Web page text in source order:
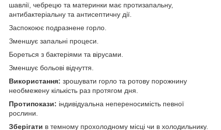
шавлії, чебрецю та материнки має протизапальну,
антибактеріальну та антисептичну дії.
Заспокоює подразнене горло.
Зменшує запальні процеси.
Бореться з бактеріями та вірусами.
Зменшує больові відчуття.
Використання: зрошувати горло та ротову порожнину
необмежену кількість раз протягом дня.
Протипокази: індивідуальна непереносимість певної
рослини.
Зберігати в темному прохолодному місці чи в холодильнику.